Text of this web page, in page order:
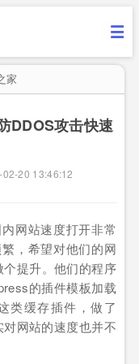
家
DDOS攻击快速
20 13:46:12
网站速度打开非常
，希望对他们的网
提升。他们的程序
的插件模板加载
类缓存插件，做了
网站的速度也并不